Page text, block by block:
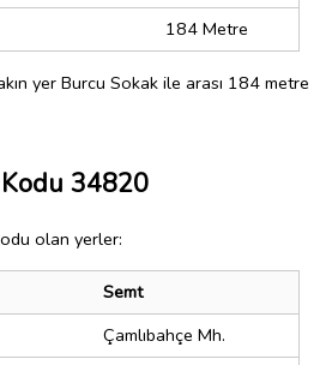
184 Metre
yer Burcu Sokak ile arası 184 metre
34820
olan yerler:
Semt
Çamlıbahçe Mh.